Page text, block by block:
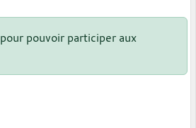
pour pouvoir participer aux